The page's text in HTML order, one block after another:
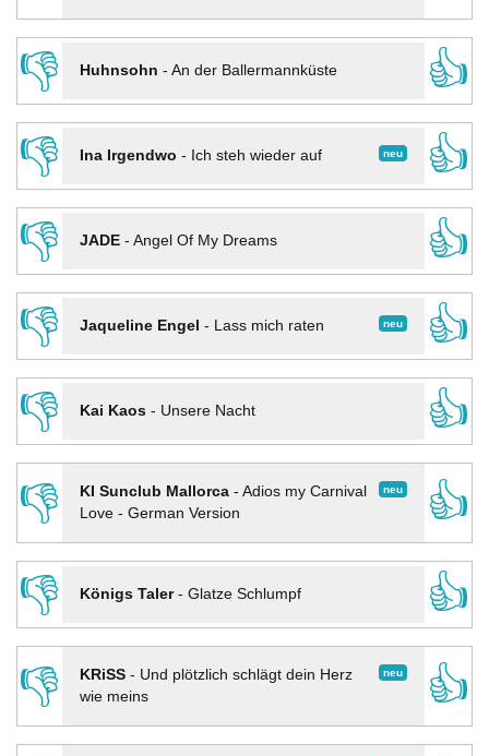
👎
Huhnsohn - An der Ballermannküste
👍
👎
neu
Ina Irgendwo - Ich steh wieder auf
👍
👎
JADE- Angel Of My Dreams
👍
👎
neu
Jaqueline Engel - Lass mich raten
👍
👎
Kai Kaos- Unsere Nacht
👍
👎
neu
KI Sunclub Mallorca- Adios my Carnival
Love - German Version
👍
👎
Königs Taler- Glatze Schlumpf
👍
👎
neu
KRiSS- Und plötzlich schlägt dein Herz
wie meins
👍